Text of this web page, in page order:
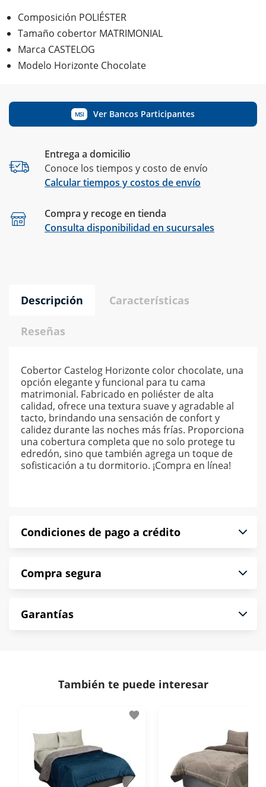
Composición POLIÉSTER
Tamaño cobertor MATRIMONIAL
Marca CASTELOG
Modelo Horizonte Chocolate
MSI Ver Bancos Participantes
Entrega a domicilio
Conoce los tiempos y costo de envío
Calcular tiempos y costos de envío
Compra y recoge en tienda
Consulta disponibilidad en sucursales
Descripción Características
Reseñas
Cobertor Castelog Horizonte color chocolate, una
opción elegante y funcional para tu cama
matrimonial. Fabricado en poliéster de alta
calidad, ofrece una textura suave y agradable al
tacto, brindando una sensación de confort y
calidez durante las noches más frías. Proporciona
una cobertura completa que no solo protege tu
edredón, sino que también agrega un toque de
sofisticación a tu dormitorio. ¡Compra en línea!
Condiciones de pago a crédito
puntualmente. Al finalizar tu compra generas el
*Sujeto a aprobación de crédito conforme a
norma de Muebles América.
Compra segura
compra es segura de principio a fin.
- Certificados de seguridad SSL y Encriptación 3D.
disposiciones legales y Códigos de Ética de la
Asociación Mexicana de Internet (AIMX).
- Nos encontramos en la lista de socios Activos de
la Asociación de Internet.MX.
Garantías
También te puede interesar
favorite